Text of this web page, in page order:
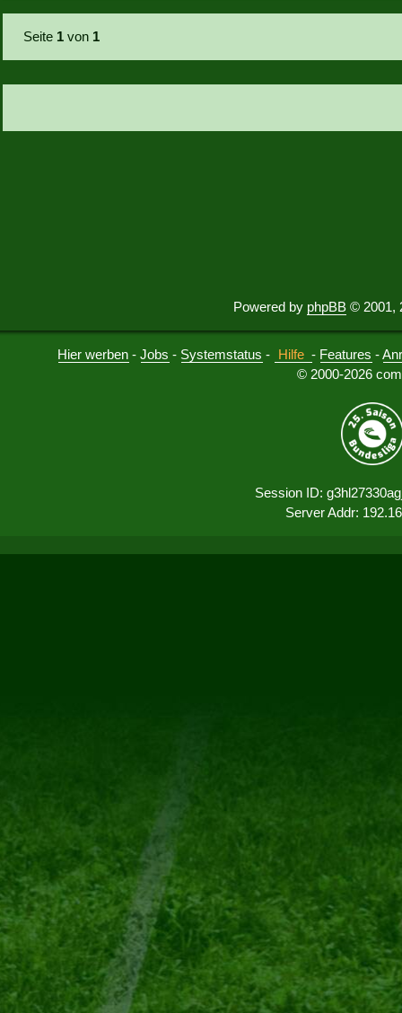
Seite 1 von 1
Powered by phpBB © 2001,
Hier werben -Jobs - Systemstatus - Hilfe - Features -
© 2000-2026
Session ID:
Server Addr: